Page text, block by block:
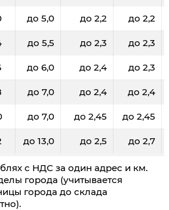
до 5,0 до 2,2 до 2,2
до 5,5 до 2,3 до 2,3
до 6,0 до 2,4 до 2,3
до 7,0 до 2,4 до 2,4
до 7,0 до 2,45 до 2,45
до 13,0 до 2,5 до 2,7
с НДС за один адрес и км.
города (учитывается
города до склада